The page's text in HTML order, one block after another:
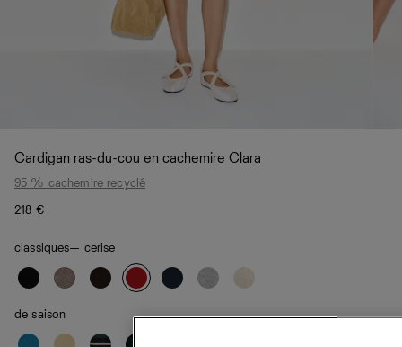
Cardigan ras-du-cou en cachemire Clara
95 % cachemire recyclé
218 €
classiques— cerise
de saison